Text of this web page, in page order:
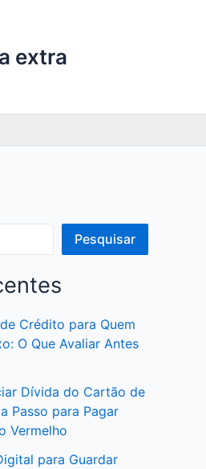
extra
Pesquisar
Crédito para Quem
O Que Avaliar Antes
Dívida do Cartão de
Passo para Pagar
Vermelho
para Guardar